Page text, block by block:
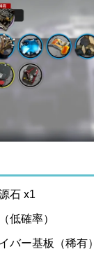
石 x1
低確率）
バー基板（稀有）